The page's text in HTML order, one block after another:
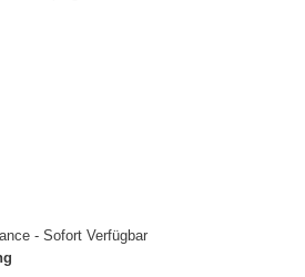
- Sofort Verfügbar